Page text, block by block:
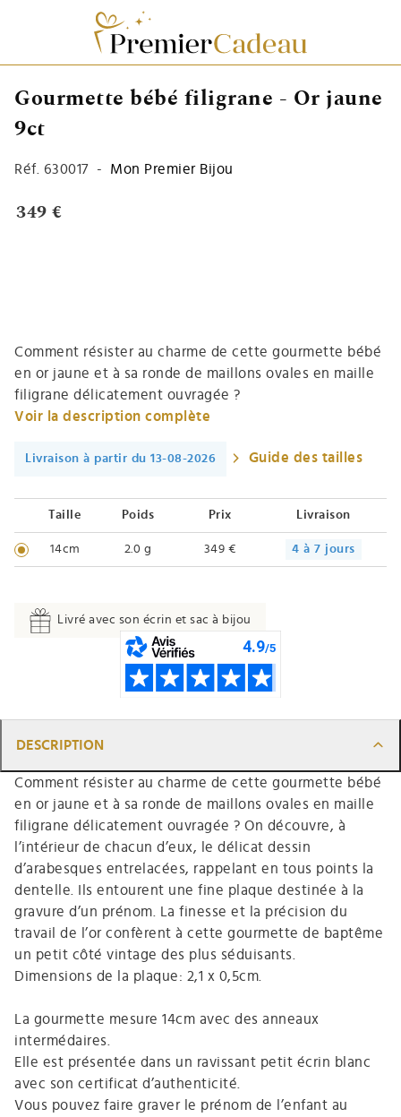
Gourmette bébé filigrane - Or jaune
9ct
Réf. 630017 - Mon Premier Bijou
349 €
Comment résister au charme de cette gourmette bébé
en or jaune et à sa ronde de maillons ovales en maille
filigrane délicatement ouvragée ?
Voir la description complète
Livraison à partir du 13-08-2026 Guide des tailles
Taille Poids Prix Livraison
14cm 2.0 g 349 € 4 à 7 jours
Livré avec son écrin et sac à bijou
DESCRIPTION
Comment résister au charme de cette gourmette bébé
en or jaune et à sa ronde de maillons ovales en maille
filigrane délicatement ouvragée ? On découvre, à
l’intérieur de chacun d’eux, le délicat dessin
d’arabesques entrelacées, rappelant en tous points la
dentelle. Ils entourent une fine plaque destinée à la
gravure d’un prénom. La finesse et la précision du
travail de l’or confèrent à cette gourmette de baptême
un petit côté vintage des plus séduisants.
Dimensions de la plaque: 2,1 x 0,5cm.
La gourmette mesure 14cm avec des anneaux
intermédaires.
Elle est présentée dans un ravissant petit écrin blanc
avec son certificat d’authenticité.
Vous pouvez faire graver le prénom de l’enfant au